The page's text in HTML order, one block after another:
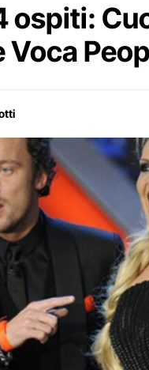
ospiti:
Voca